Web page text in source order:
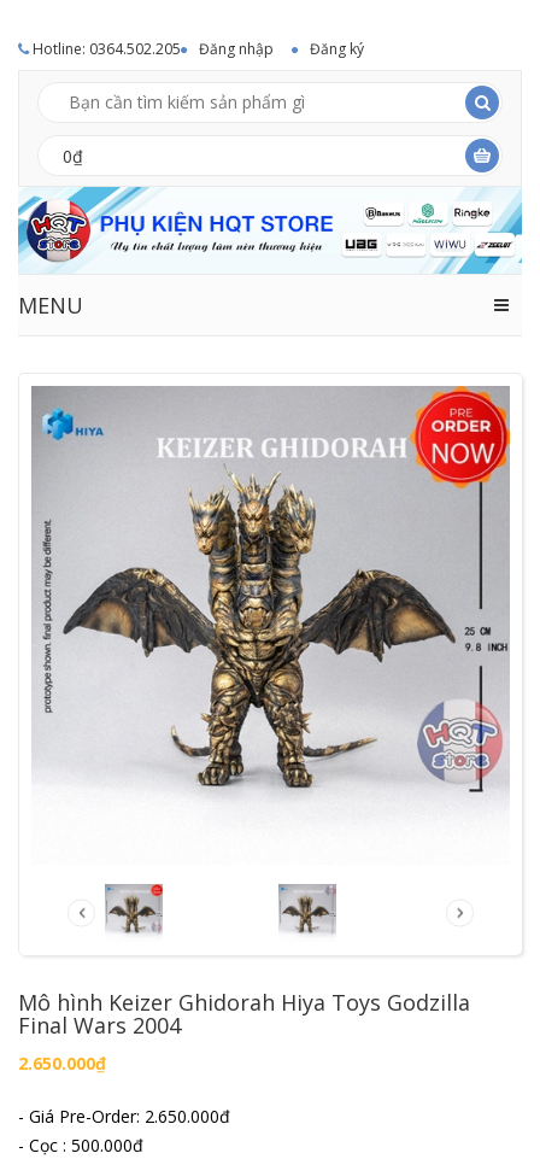
Hotline: 0364.502.205 Đăng nhập Đăng ký
0₫
MENU
Mô hình Keizer Ghidorah Hiya Toys Godzilla
Final Wars 2004
2.650.000₫
- Giá Pre-Order: 2.650.000đ
- Cọc : 500.000đ